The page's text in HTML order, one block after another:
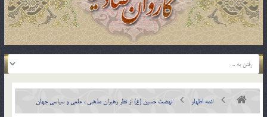
ائمه اطهار نهضت حسين (ع) از نظر رهبران مذهبى ، علمى و سياسى جهان